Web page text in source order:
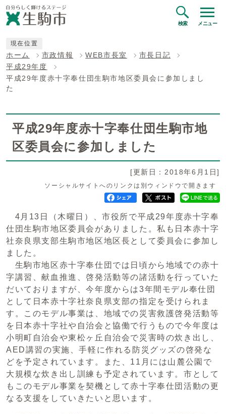
検索 メニュー
現在位置
ホーム 市政情報 WEB市長室
市長日記
平成29年度
平成29年度赤十字奉仕団生駒市地区委員会に参加しまし
た
平成29年度赤十字奉仕団生駒市地
区委員会に参加しました
[更新日：2018年6月1日]
ソーシャルサイトへのリンクは別ウィンドウで開きます
4月13日（木曜日）、市役所で平成29年度赤十字奉
仕団生駒市地区委員会がありました。私も日本赤十字
社奈良県支部生駒市地区地区長として委員会に参加し
ました。
生駒市地区赤十字奉仕団では日頃から地域での赤十
字講習、献血推進、啓発活動等の諸活動を行っていた
だいておりますが、今年度からは3年間モデル奉仕団
として日本赤十字社奈良県支部の指定を受けられま
す。このモデル事業は、地域での災害救護啓発活動等
を日本赤十字社や自治会と協働で行うもので今年度は
小明町自治会や東松ヶ丘自治会で災害時の炊き出し、
AED講習の実施、手軽に作れる防災グッズの啓発な
どを予定されています。また、11月には山麓公園で
大規模な炊き出し訓練も予定されています。市として
もこのモデル事業を契機として赤十字奉仕団活動の更
なる支援をしていきたいと思います。